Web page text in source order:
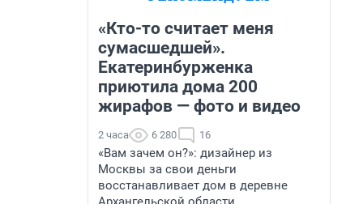
«Кто-то считает меня
сумасшедшей».
Екатеринбурженка
приютила дома 200
жирафов — фото и видео
2 часа 6 280 16
«Вам зачем он?»: дизайнер из
Москвы за свои деньги
восстанавливает дом в деревне